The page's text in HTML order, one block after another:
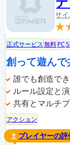
サ
正式サービス無料PC
創って遊ん
誰でも創造で
ルール設定と
共有とマルチ
アクション
プレイヤーの